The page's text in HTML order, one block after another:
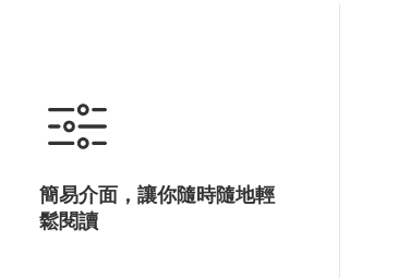
簡易介面，讓你隨時隨地輕
鬆閱讀